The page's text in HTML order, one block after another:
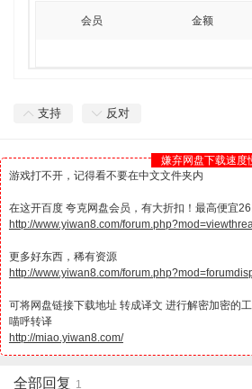
会员 金额
支持 反对
嫌弃网盘下载速度
游戏打不开，记得看不要在中文文件夹内
在这开百度 夸克网盘会员，有大折扣！最高便宜
http://www.yiwan8.com/
更多好东西，稀有资源
http://www.yiwan8.com/
可将网盘链接下载地址 转成译文 进行解密加密的
喵呼转译
http://miao.yiwan8.com/
全部回复 1